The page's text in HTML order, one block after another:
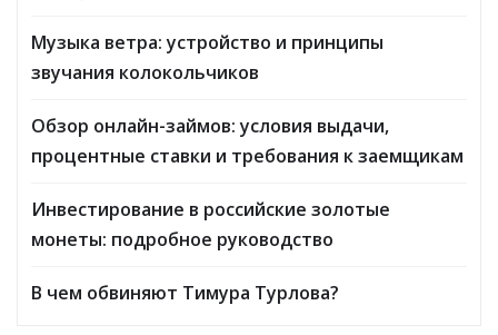
Музыка ветра: устройство и принципы
звучания колокольчиков
Обзор онлайн-займов: условия выдачи,
процентные ставки и требования к заемщикам
Инвестирование в российские золотые
монеты: подробное руководство
В чем обвиняют Тимура Турлова?